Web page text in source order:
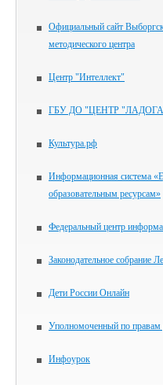
Официальный сайт
методического центра
Центр "Интеллект"
ГБУ ДО "ЦЕНТР
Культура.рф
Информационная система
образовательным ресурсам»
Федеральный центр
Законодательное собрание
Дети России Онлайн
Уполномоченный по правам
Инфоурок